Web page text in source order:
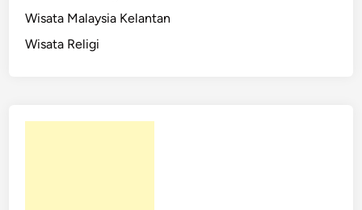
Wisata Malaysia Kelantan
Wisata Religi